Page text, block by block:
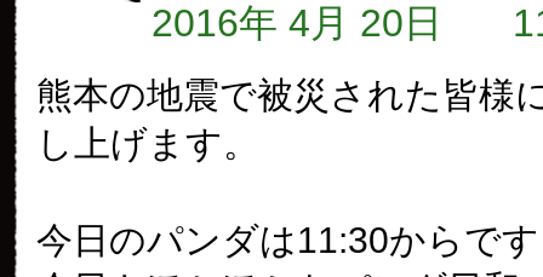
2016年 4月 20日
熊本の地震で被災された皆様
し上げます。
今日のパンダは11:30からで